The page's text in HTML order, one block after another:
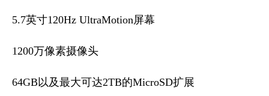
5.7英寸120Hz UltraMotion屏幕
1200万像素摄像头
64GB以及最大可达2TB的MicroSD扩展